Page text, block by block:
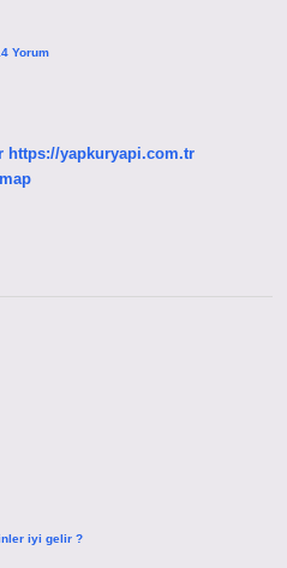
Yorum
https://yapkuryapi.com.tr
iyi gelir ?